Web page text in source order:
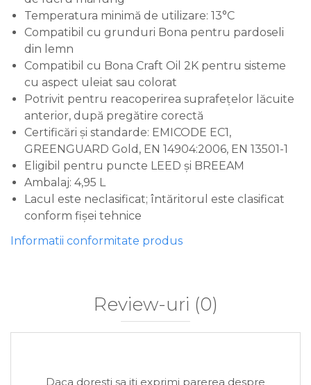
Temperatura minimă de utilizare: 13°C
Compatibil cu grunduri Bona pentru pardoseli
din lemn
Compatibil cu Bona Craft Oil 2K pentru sisteme
cu aspect uleiat sau colorat
Potrivit pentru reacoperirea suprafețelor lăcuite
anterior, după pregătire corectă
Certificări și standarde: EMICODE EC1,
GREENGUARD Gold, EN 14904:2006, EN 13501-1
Eligibil pentru puncte LEED și BREEAM
Ambalaj: 4,95 L
Lacul este neclasificat; întăritorul este clasificat
conform fișei tehnice
Informatii conformitate produs
Review-uri (0)
Daca doresti sa iti exprimi parerea despre